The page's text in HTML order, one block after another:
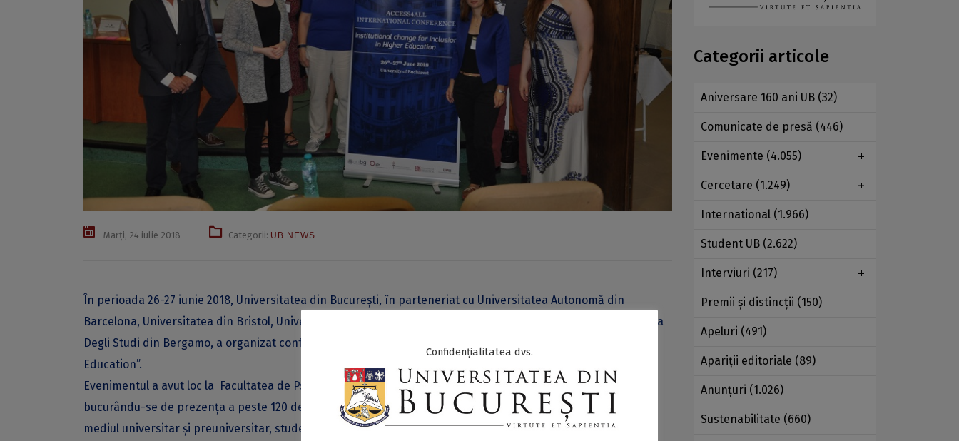
Marți, 24 iulie 2018 Categorii: UB NEWS
În perioada 26-27 iunie 2018, Universitatea din București, în parteneriat cu Universitatea Autonomă din
Barcelona, Universitatea din Bristol, Universitatea din Jyväskylä, Institutul Politehnic din Leiria și Universitatea
Degli Studi din Bergamo, a organizat conferința internațională “Institutional change for inclusion in Higher
Education”.
Evenimentul a avut loc la Facultatea de Psihologie și Științele Educației din cadrul Universității din București,
bucurându-se de prezența a peste 120 de cercetători din domeniul științelor educației, cadre didactice din
mediul universitar și preuniversitar, studenți, masteranzi și doctoranzi, specialiști din domeniul consilierii și
Categorii articole
Aniversare 160 ani UB (32)
Comunicate de presă (446)
Evenimente (4.055)
Cercetare (1.249)
International (1.966)
Student UB (2.622)
Interviuri (217)
Premii şi distincţii (150)
Apeluri (491)
Apariţii editoriale (89)
Anunţuri (1.026)
Sustenabilitate (660)
Confidențialitatea dvs.